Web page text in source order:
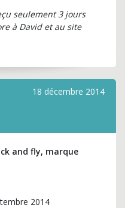
seulement 3 jours
à David et au site
18 décembre 2014
and fly, marque
2014